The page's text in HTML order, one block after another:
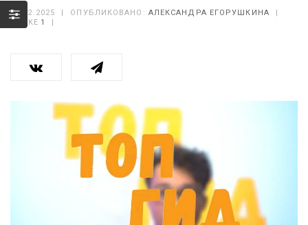
30.12.2025 ОПУБЛИКОВАНО: АЛЕКСАНДРА ЕГОРУШКИНА
LIKE 1